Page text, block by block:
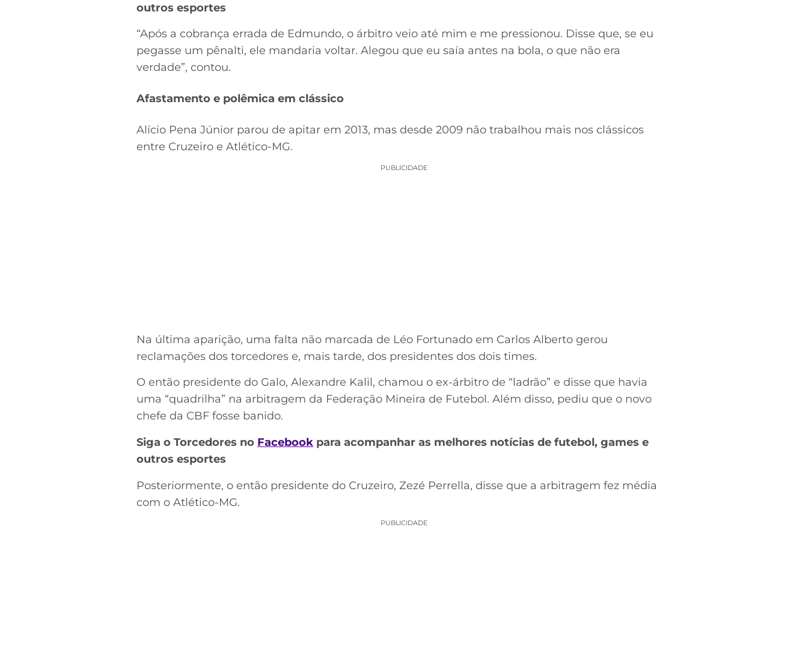
outros esportes
“Após a cobrança errada de Edmundo, o árbitro veio até mim e me pressionou. Disse que, se eu
pegasse um pênalti, ele mandaria voltar. Alegou que eu saía antes na bola, o que não era
verdade”, contou.
Afastamento e polêmica em clássico
Alício Pena Júnior parou de apitar em 2013, mas desde 2009 não trabalhou mais nos clássicos
entre Cruzeiro e Atlético-MG.
PUBLICIDADE
Na última aparição, uma falta não marcada de Léo Fortunado em Carlos Alberto gerou
reclamações dos torcedores e, mais tarde, dos presidentes dos dois times.
O então presidente do Galo, Alexandre Kalil, chamou o ex-árbitro de “ladrão” e disse que havia
uma “quadrilha” na arbitragem da Federação Mineira de Futebol. Além disso, pediu que o novo
chefe da CBF fosse banido.
Siga o Torcedores no Facebook para acompanhar as melhores notícias de futebol, games e
outros esportes
Posteriormente, o então presidente do Cruzeiro, Zezé Perrella, disse que a arbitragem fez média
com o Atlético-MG.
PUBLICIDADE